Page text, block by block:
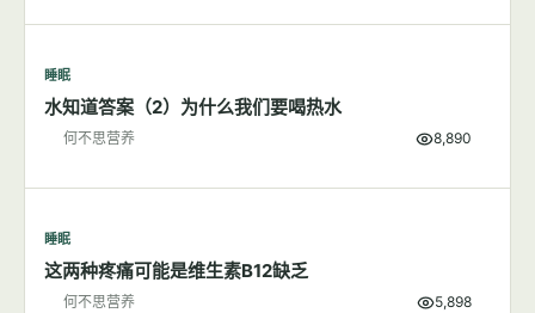
睡眠
水知道答案（2）为什么我们要喝热水
何不思营养 8,890
睡眠
这两种疼痛可能是维生素B12缺乏
何不思营养 5,898